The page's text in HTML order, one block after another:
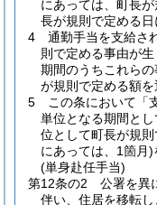
にあっては、町長
長が規則で定める日
4
通勤手当を支給さ
則で定める事由が
期間のうちこれら
が規則で定める額を
5
この条において「
単位となる期間と
位として町長が規
にあっては、1箇月)
(単身赴任手当)
第12条の2
公署を異
伴い、住居を移転